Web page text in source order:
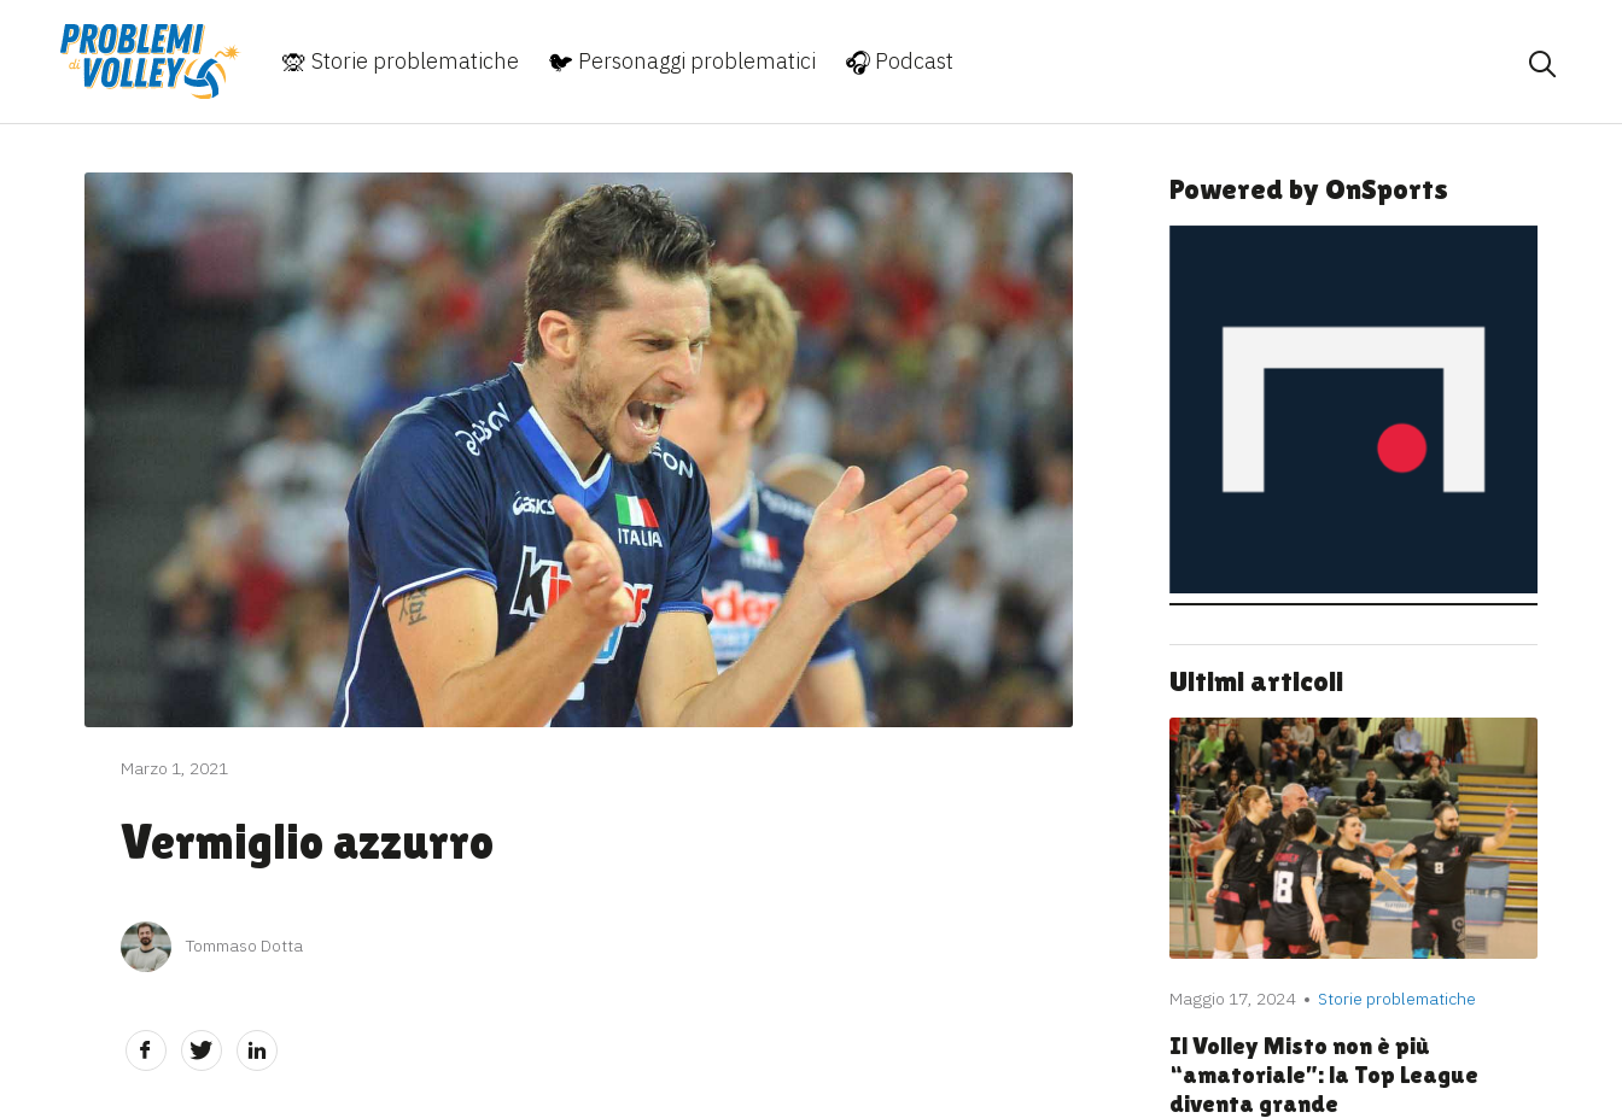
Storie problematiche Personaggi problematici Podcast
Marzo 1, 2021
Vermiglio azzurro
Tommaso Dotta
Powered by OnSports
Ultimi articoli
Maggio 17, 2024 Storie problematiche
Il Volley Misto non è più
“amatoriale”: la Top League
diventa grande